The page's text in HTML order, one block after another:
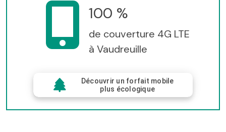
100 %
de couverture 4G LTE
à Vaudreuille
Découvrir un forfait mobile
plus écologique